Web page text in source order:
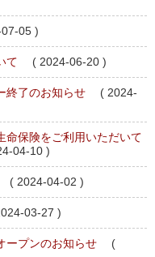
05 )
て ( 2024-06-20 )
終了のお知らせ
( 2024-
命保険をご利用いただいて
04-10 )
( 2024-04-02 )
03-27 )
ープンのお知らせ
(